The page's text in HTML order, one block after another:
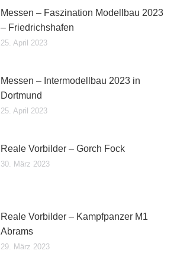
Messen – Faszination Modellbau 2023
– Friedrichshafen
25. April 2023
Messen – Intermodellbau 2023 in
Dortmund
25. April 2023
Reale Vorbilder – Gorch Fock
30. März 2023
Reale Vorbilder – Kampfpanzer M1
Abrams
29. März 2023